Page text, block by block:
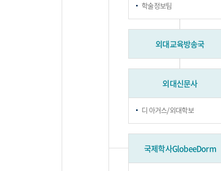
학술정보팀
외대교육방송국
외대신문사
디 아거스/외대학보
국제학사GlobeeDorm